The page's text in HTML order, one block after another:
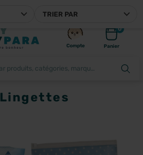
Compte
0
Panier
TRIER PAR
Lingettes